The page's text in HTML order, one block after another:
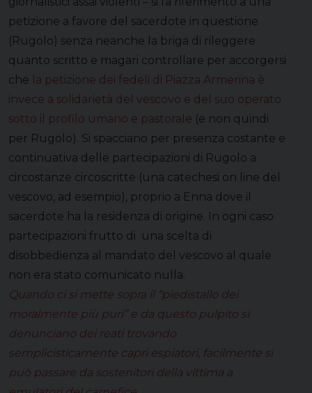
petizione a favore del sacerdote in questione
(Rugolo) senza neanche la briga di rileggere
quanto scritto e magari controllare per accorgersi
che la petizione dei fedeli di Piazza Armerina è
invece a solidarietà del vescovo e del suo operato
sotto il profilo umano e pastorale (e non quindi
per Rugolo). Si spacciano per presenza costante e
continuativa delle partecipazioni di Rugolo a
circostanze circoscritte (una catechesi on line del
vescovo, ad esempio), proprio a Enna dove il
sacerdote ha la residenza di origine. In ogni caso
partecipazioni frutto di una scelta di
disobbedienza al mandato del vescovo al quale
non era stato comunicato nulla.
Quando ci si mette sopra il “piedistallo dei
moralmente più puri” e da questo pulpito si
denunciano dei reati trovando
semplicisticamente capri espiatori, facilmente si
può passare da sostenitori della vittima a